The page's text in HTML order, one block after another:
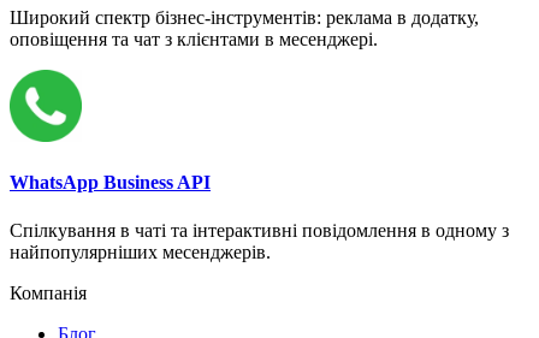
Широкий спектр бізнес-інструментів: реклама в додатку,
оповіщення та чат з клієнтами в месенджері.
WhatsApp Business API
Спілкування в чаті та інтерактивні повідомлення в одному з
найпопулярніших месенджерів.
Компанія
Блог